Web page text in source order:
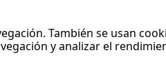
También se usan
y analizar el